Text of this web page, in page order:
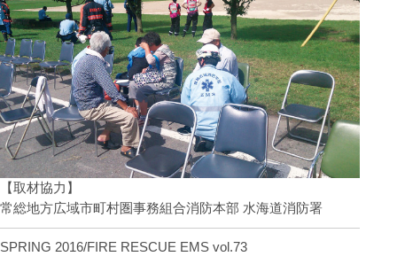
【取材協力】
常総地方広域市町村圏事務組合消防本部 水海道消防署
SPRING 2016/FIRE RESCUE EMS vol.73